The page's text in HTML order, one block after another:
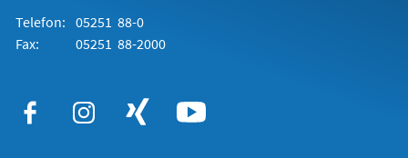
Telefon: 05251 88-0
Fax:
05251 88-2000